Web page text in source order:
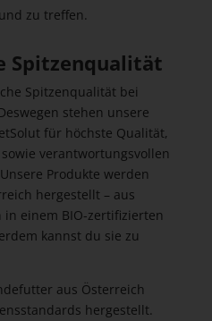
zu treffen.
Spitzenqualität
Spitzenqualität bei
stehen unsere
für höchste Qualität,
verantwortungsvollen
Produkte werden
hergestellt – aus
einem BIO-zertifizierten
kannst du sie zu
aus Österreich
hergestellt.